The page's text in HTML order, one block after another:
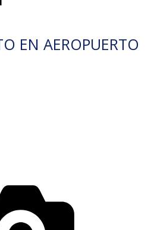
EN AEROPUERTO